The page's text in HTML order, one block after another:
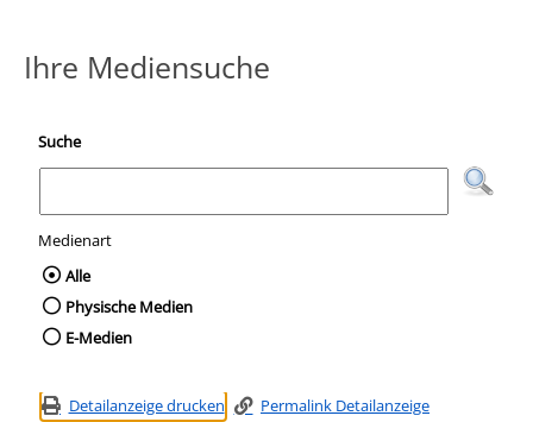
Ihre Mediensuche
Suche
Medienart
Wählen Sie die Medienart nach der Sie
Alle
Physische Medien
E-Medien
Detailanzeige drucken
Permalink Detailanzeige